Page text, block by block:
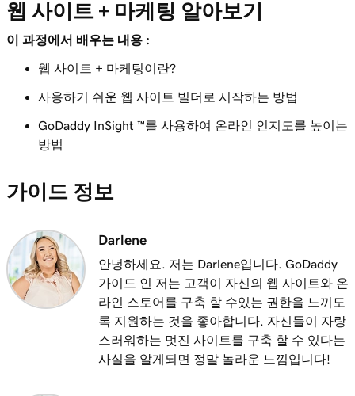
웹 사이트 + 마케팅 알아보기
이 과정에서 배우는 내용 :
웹 사이트 + 마케팅이란?
사용하기 쉬운 웹 사이트 빌더로 시작하는 방법
GoDaddy InSight ™를 사용하여 온라인 인지도를 높이는
방법
가이드 정보
Darlene
안녕하세요. 저는 Darlene입니다. GoDaddy
가이드 인 저는 고객이 자신의 웹 사이트와 온
라인 스토어를 구축 할 수있는 권한을 느끼도
록 지원하는 것을 좋아합니다. 자신들이 자랑
스러워하는 멋진 사이트를 구축 할 수 있다는
사실을 알게되면 정말 놀라운 느낌입니다!